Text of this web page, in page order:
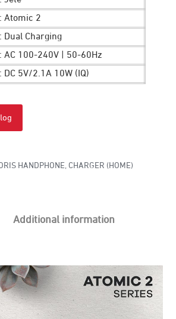
: Atomic 2
: Dual Charging
: AC 100-240V | 50-60Hz
: DC 5V/2.1A 10W (IQ)
HANDPHONE CHARGER (HOME)
Additional information